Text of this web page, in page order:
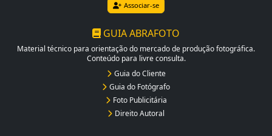
Associar-se
GUIA ABRAFOTO
Material técnico para orientação do mercado de produção fotográfica.
Conteúdo para livre consulta.
Guia do Cliente
Guia do Fotógrafo
Foto Publicitária
Direito Autoral